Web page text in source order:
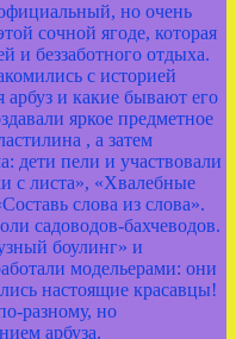
но очень
сочной ягоде, которая
и беззаботного отдыха.
с историей
арбуз и какие бывают его
яркое предметное
, а затем
дети пели и участвовали
с листа», «Хвалебные
слова из слова».
садоводов‑бахчеводов.
боулинг» и
модельерами: они
настоящие красавцы!
но
арбуза.